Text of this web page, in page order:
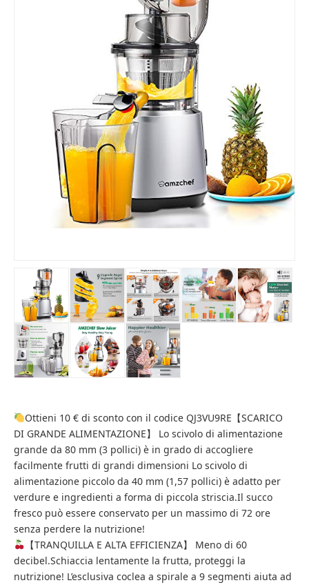
Ottieni 10 € di sconto con il codice QJ3VU9RE【SCARICO
DI GRANDE ALIMENTAZIONE】 Lo ​​scivolo di alimentazione
grande da 80 mm (3 pollici) è in grado di accogliere
facilmente frutti di grandi dimensioni Lo scivolo di
alimentazione piccolo da 40 mm (1,57 pollici) è adatto per
verdure e ingredienti a forma di piccola striscia.Il succo
fresco può essere conservato per un massimo di 72 ore
senza perdere la nutrizione!
【TRANQUILLA E ALTA EFFICIENZA】 Meno di 60
decibel.Schiaccia lentamente la frutta, proteggi la
nutrizione! L’esclusiva coclea a spirale a 9 segmenti aiuta ad